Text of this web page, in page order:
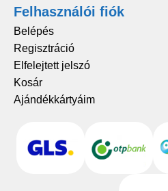
Felhasználói fiók
Belépés
Regisztráció
Elfelejtett jelszó
Kosár
Ajándékkártyáim